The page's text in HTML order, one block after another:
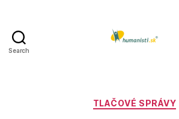
Search
Kategórie
TLAČOVÉ SPRÁVY